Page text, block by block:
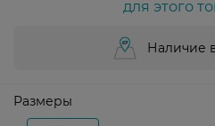
для этого
Наличие
Размеры